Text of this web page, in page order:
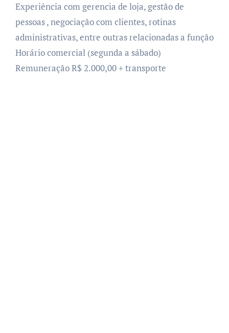
Experiência com gerencia de loja, gestão de
pessoas , negociação com clientes, rotinas
administrativas, entre outras relacionadas a função
Horário comercial (segunda a sábado)
Remuneração R$ 2.000,00 + transporte